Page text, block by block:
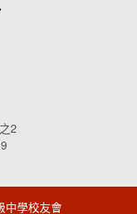
2
中學校友會